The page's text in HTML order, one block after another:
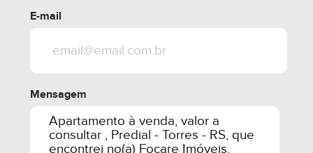
E-mail
Mensagem